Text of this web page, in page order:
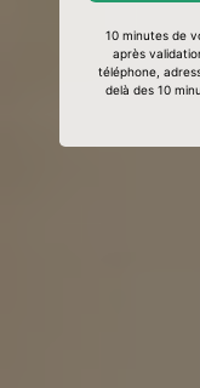
10 minutes de
après
téléphone,
delà des 10